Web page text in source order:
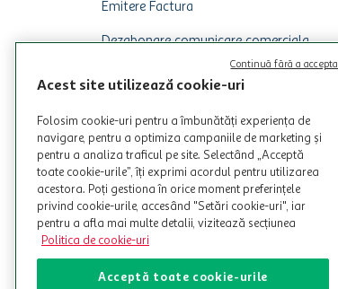
Emitere Factura
Dezabonare comunicare comerciala
Acest site utilizează cookie-uri
Folosim cookie-uri pentru a îmbunătăți experiența de
navigare, pentru a optimiza campaniile de marketing și
pentru a analiza traficul pe site. Selectând „Acceptă
toate cookie-urile”, îți exprimi acordul pentru utilizarea
acestora. Poți gestiona în orice moment preferințele
privind cookie-urile, accesând "Setări cookie-uri", iar
pentru a afla mai multe detalii, vizitează secțiunea
Politica de cookie-uri
Acceptă toate cookie-urile
Continuă fără a accepta